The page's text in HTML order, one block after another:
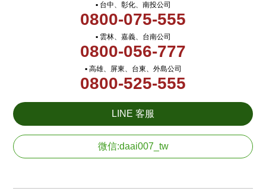
▪ 台中、彰化、南投公司
0800-075-555
▪ 雲林、嘉義、台南公司
0800-056-777
▪ 高雄、屏東、台東、外島公司
0800-525-555
LINE 客服
微信:daai007_tw